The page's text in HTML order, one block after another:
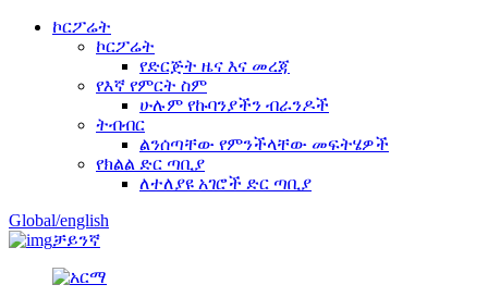
ኮርፖሬት
ኮርፖሬት
የድርጅት ዜና እና መረጃ
የእኛ የምርት ስም
ሁሉም የኩባንያችን ብራንዶች
ትብብር
ልንሰጣቸው የምንችላቸው መፍትሄዎች
የክልል ድር ጣቢያ
ለተለያዩ አገሮች ድር ጣቢያ
Global/english
ቻይንኛ